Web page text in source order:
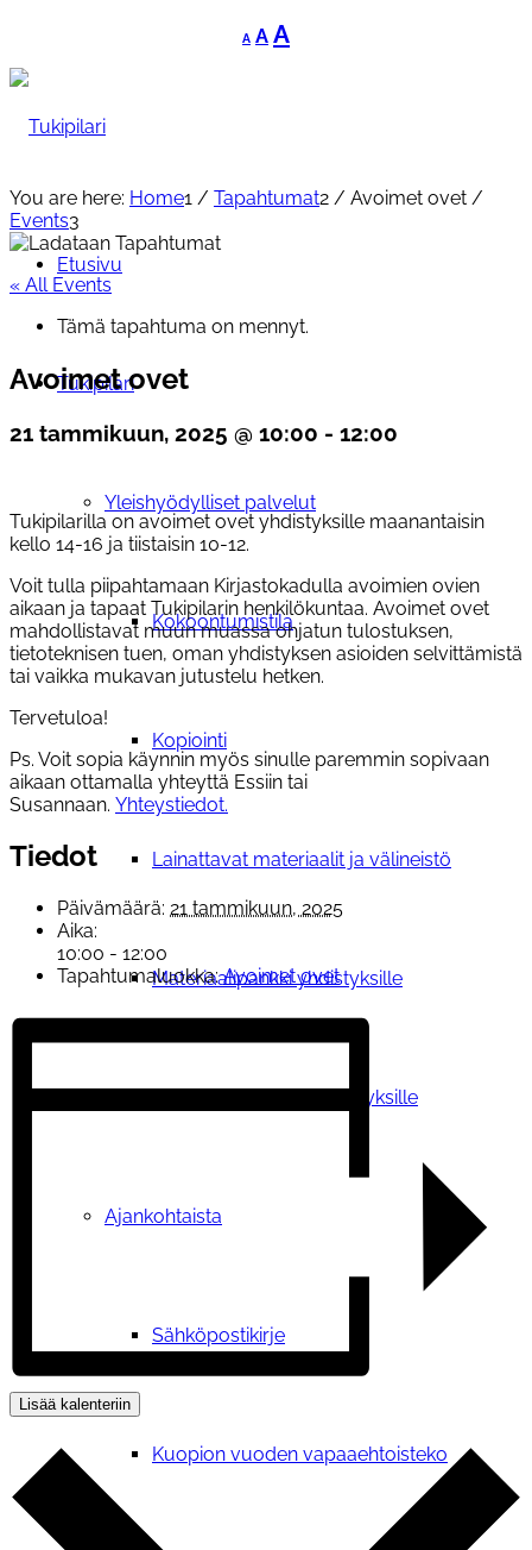
A
Decrease
font
A Reset
font
AIncrease
Etusivu
Tukipilari
Yleishyödylliset palvelut
Kokoontumistila
Kopiointi
Lainattavat materiaalit ja välineistö
Materiaalipankki yhdistyksille
Tilauskoulutukset yhdistyksille
Ajankohtaista
Sähköpostikirje
Kuopion vuoden vapaaehtoisteko
You are here: Home1 / Tapahtumat2 / Avoimet ovet /
Events3
« All Events
Tämä tapahtuma on mennyt.
Avoimet ovet
21 tammikuun, 2025 @ 10:00 - 12:00
Tukipilarilla on avoimet ovet yhdistyksille maanantaisin
kello 14-16 ja tiistaisin 10-12.
Voit tulla piipahtamaan Kirjastokadulla avoimien ovien
aikaan ja tapaat Tukipilarin henkilökuntaa. Avoimet ovet
mahdollistavat muun muassa ohjatun tulostuksen,
tietoteknisen tuen, oman yhdistyksen asioiden selvittämistä
tai vaikka mukavan jutustelu hetken.
Tervetuloa!
Ps. Voit sopia käynnin myös sinulle paremmin sopivaan
aikaan ottamalla yhteyttä Essiin tai
Susannaan. Yhteystiedot.
Tiedot
Päivämäärä: 21 tammikuun, 2025
Aika:
10:00 - 12:00
Tapahtumaluokka: Avoimet ovet
Lisää kalenteriin